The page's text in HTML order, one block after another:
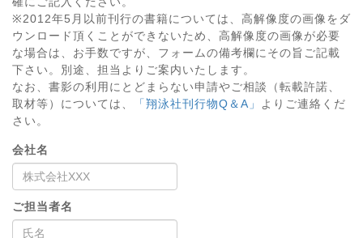
※2012年5月以前刊行の書籍については、高解像度の画像をダ
ウンロード頂くことができないため、高解像度の画像が必要
な場合は、お手数ですが、フォームの備考欄にその旨ご記載
下さい。別途、担当よりご案内いたします。
なお、書影の利用にとどまらない申請やご相談（転載許諾、
取材等）については、
「翔泳社刊行物Q＆A」
よりご連絡くだ
さい。
会社名
ご担当者名